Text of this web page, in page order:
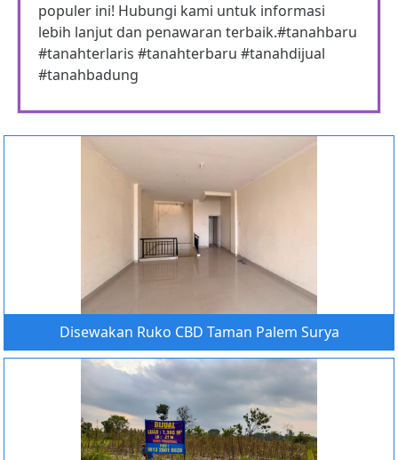
populer ini! Hubungi kami untuk informasi
lebih lanjut dan penawaran terbaik.#tanahbaru
#tanahterlaris #tanahterbaru #tanahdijual
#tanahbadung
Disewakan Ruko CBD Taman Palem Surya